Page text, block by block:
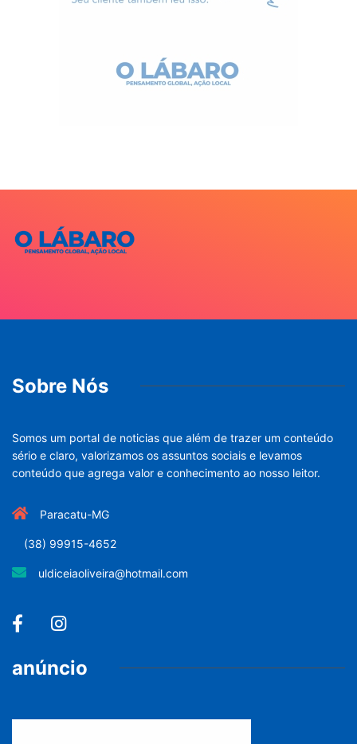
Sobre Nós
Somos um portal de noticias que além de trazer um conteúdo
sério e claro, valorizamos os assuntos sociais e levamos
conteúdo que agrega valor e conhecimento ao nosso leitor.
Paracatu-MG
(38) 99915-4652
uldiceiaoliveira@hotmail.com
anúncio